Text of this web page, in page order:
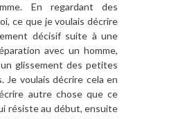
En regardant des
ce que je voulais décrire
décisif suite à une
avec un homme,
glissement des petites
Je voulais décrire cela en
autre chose que ce
résiste au début, ensuite